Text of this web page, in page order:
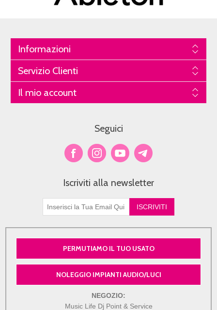
Informazioni
Servizio Clienti
Il mio account
Seguici
Iscriviti alla newsletter
PERMUTIAMO IL TUO USATO
NOLEGGIO IMPIANTI AUDIO/LUCI
NEGOZIO:
Music Life Dj Point & Service